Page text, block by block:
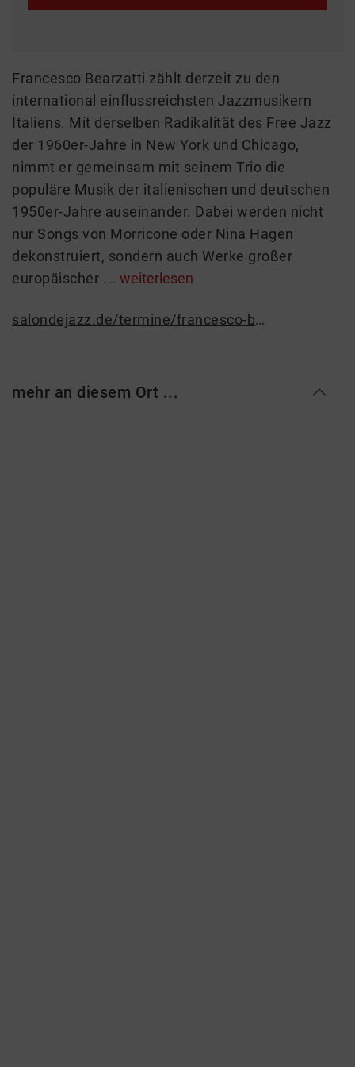
Francesco Bearzatti zählt derzeit zu den
international einflussreichsten Jazzmusikern
Italiens. Mit derselben Radikalität des Free Jazz
der 1960er-Jahre in New York und Chicago,
nimmt er gemeinsam mit seinem Trio die
populäre Musik der italienischen und deutschen
1950er-Jahre auseinander. Dabei werden nicht
nur Songs von Morricone oder Nina Hagen
dekonstruiert, sondern auch Werke großer
europäischer ... weiterlesen
salondejazz.de/termine/francesco-bearzatti-trio
mehr an diesem Ort ...